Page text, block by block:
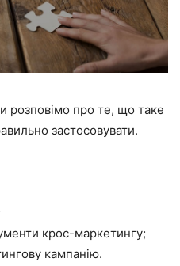
розповімо про те, що таке
застосовувати.
крос-маркетингу;
кампанію.